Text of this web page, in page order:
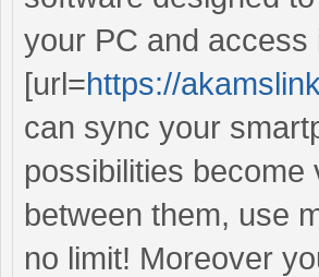
your PC and
[url=https://
can sync your
possibilities
between them, use
no limit! Moreover